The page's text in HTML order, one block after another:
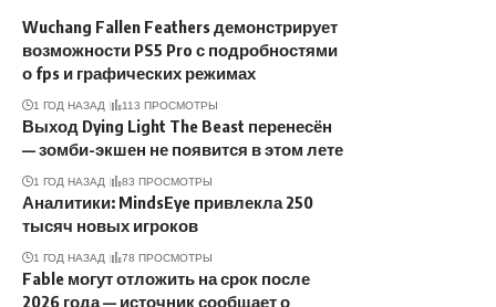
Wuchang Fallen Feathers демонстрирует
возможности PS5 Pro с подробностями
о fps и графических режимах
1 ГОД НАЗАД 113 ПРОСМОТРЫ
Выход Dying Light The Beast перенесён
— зомби-экшен не появится в этом лете
1 ГОД НАЗАД 83 ПРОСМОТРЫ
Аналитики: MindsEye привлекла 250
тысяч новых игроков
1 ГОД НАЗАД 78 ПРОСМОТРЫ
Fable могут отложить на срок после
2026 года — источник сообщает о